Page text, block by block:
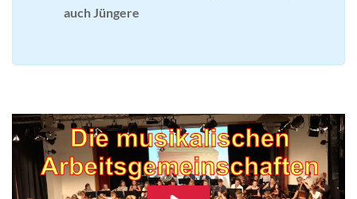
auch Jüngere